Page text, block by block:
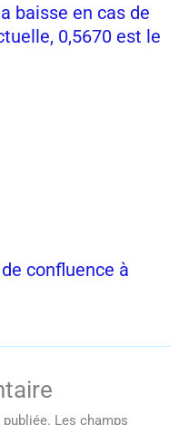
baisse en cas de
0,5670 est le
confluence à
Les champs